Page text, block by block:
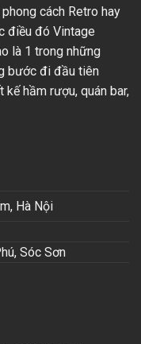
cách Retro hay
điều đó Vintage
là 1 trong những
bước đi đầu tiên
hầm rượu, quán bar,
Hà Nội
Sóc Sơn